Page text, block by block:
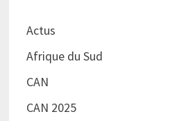
Actus
Afrique du Sud
CAN
CAN 2025